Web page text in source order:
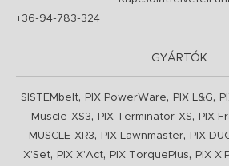
+36-94-783-324
GYÁRTÓK
SISTEMbelt, PIX PowerWare, PIX L&G,
Muscle-XS3, PIX Terminator-XS, PIX
MUSCLE-XR3, PIX Lawnmaster, PIX
X'Set, PIX X'Act, PIX TorquePlus, PIX